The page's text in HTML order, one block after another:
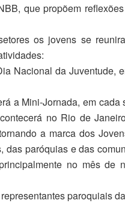
que propõem
os jovens se
Nacional da Juventude,
a Mini-Jornada, em
no Rio de
a marca dos
das paróquias e das
no mês de
paroquiais